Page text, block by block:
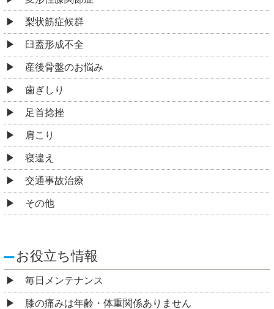
梨状筋症候群
臼蓋形成不全
産後骨盤のお悩み
歯ぎしり
足首捻挫
肩こり
寝違え
交通事故治療
その他
お役立ち情報
毎日メンテナンス
膝の痛みは年齢・体重関係ありません